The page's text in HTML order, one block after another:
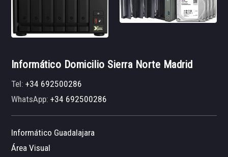
Informático Domicilio Sierra Norte Madrid
Tel:+34 692500286
WhatsApp:+34 692500286
Informático Guadalajara
Área Visual